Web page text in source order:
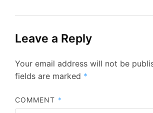
Leave a Reply
Your email address will not be
fields are marked *
COMMENT *